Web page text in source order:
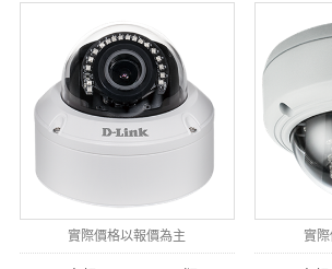
實際價格以報價為主 實